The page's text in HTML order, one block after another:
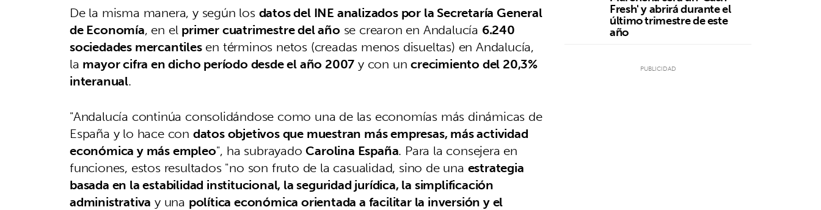
De la misma manera, y según losdatos del INE analizados por la Secretaría General
de Economía, en elprimer cuatrimestre del año se crearon en Andalucía 6.240
sociedades mercantilesen términos netos (creadas menos disueltas) en Andalucía,
la mayor cifra en dicho período desde el año 2007y con uncrecimiento del 20,3%
interanual.
"Andalucía continúa consolidándose como una de las economías más dinámicas de
España y lo hace con datos objetivos que muestran más empresas, más actividad
económica y más empleo", ha subrayadoCarolina España. Para la consejera en
funciones, estos resultados "no son fruto de la casualidad, sino de una estrategia
basada en la estabilidad institucional, la seguridad jurídica, la simplificación
administrativa y una política económica orientada a facilitar la inversión y el
Fresh' y abrirá durante el
último trimestre de este
año